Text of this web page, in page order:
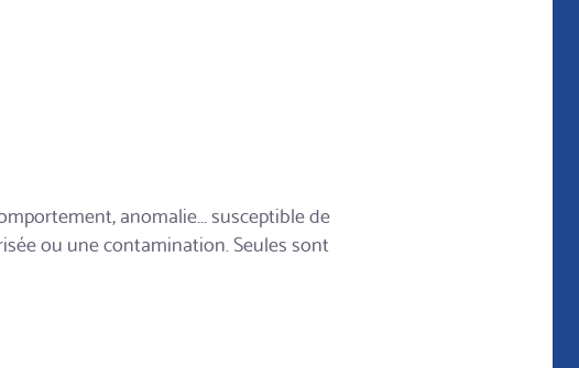
anomalie... susceptible de
ou une contamination. Seules sont